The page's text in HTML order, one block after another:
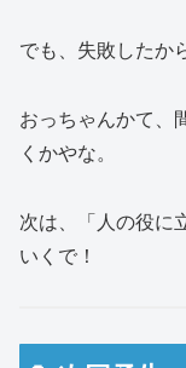
でも、失敗したか
おっちゃんかて、
くかやな。
次は、「人の役に
いくで！